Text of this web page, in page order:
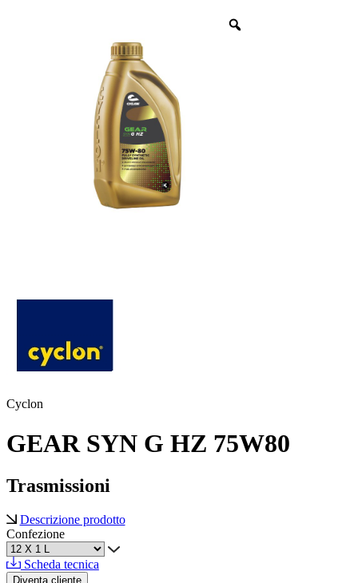
Cyclon
GEAR SYN G HZ 75W80
Trasmissioni
Descrizione prodotto
Confezione
Scheda tecnica
Diventa cliente